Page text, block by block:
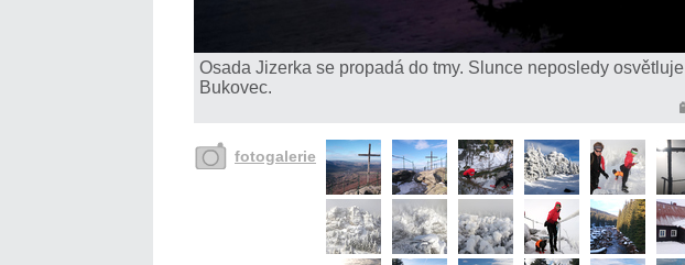
Osada Jizerka se propadá do tmy. Slunce neposledy osvětluje
Bukovec.
fotogalerie